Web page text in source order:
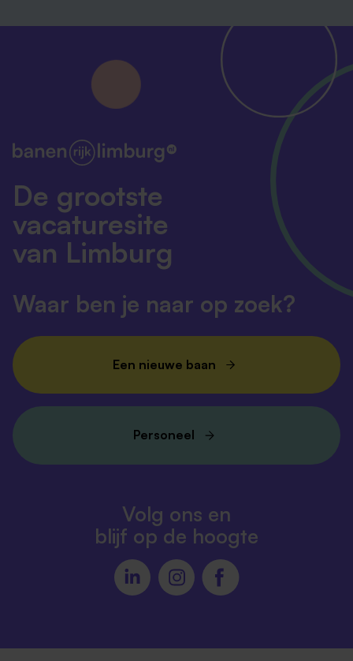
De grootste
vacaturesite
van Limburg
Waar ben je naar op zoek?
Een nieuwe baan
Personeel
Volg ons en
blijf op de hoogte